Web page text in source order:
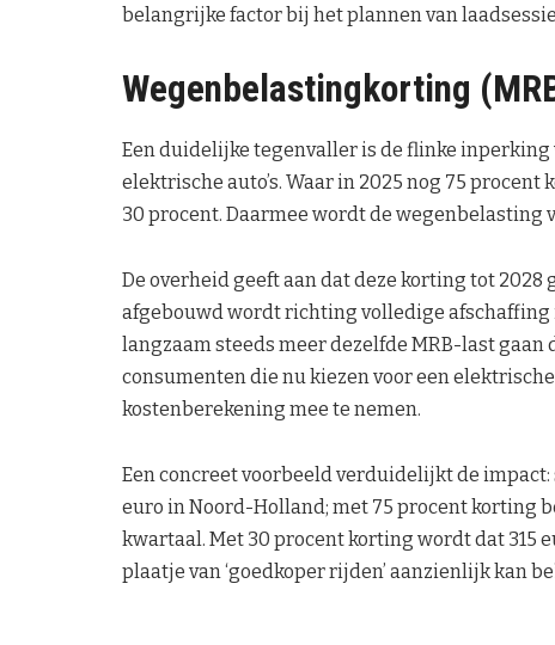
belangrijke factor bij het plannen van
Wegenbelastingkorting
Een duidelijke tegenvaller is de flinke
elektrische auto’s. Waar in 2025 nog 75
30 procent. Daarmee wordt de wegenbelasting
De overheid geeft aan dat deze korting tot
afgebouwd wordt richting volledige
langzaam steeds meer dezelfde MRB-last
consumenten die nu kiezen voor een
kostenberekening mee te nemen.
Een concreet voorbeeld verduidelijkt de
euro in Noord-Holland; met 75 procent korting
kwartaal. Met 30 procent korting wordt dat 315
plaatje van ‘goedkoper rijden’ aanzienlijk kan